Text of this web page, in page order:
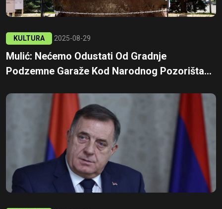
KULTURA 2025-08-29
Mulić: Nećemo Odustati Od Gradnje
Podzemne Garaže Kod Narodnog Pozorišta...